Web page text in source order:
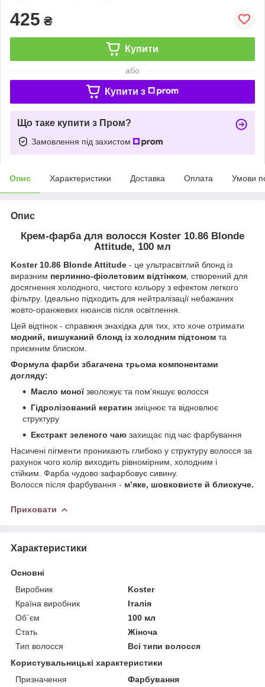
425 ₴
Купити
або
Купити з
Що таке купити з Пром?
Замовлення під захистом
Опис Характеристики Доставка Оплата Умови
Опис
Крем-фарба для волосся Koster 10.86 Blonde
Attitude, 100 мл
Koster 10.86 Blonde Attitude - це ультрасвітлий блонд із
виразним перлинно-фіолетовим відтінком , створений для
досягнення холодного, чистого кольору з ефектом легкого
фільтру. Ідеально підходить для нейтралізації небажаних
жовто-оранжевих нюансів після освітлення.
Цей відтінок - справжня знахідка для тих, хто хоче отримати
модний, вишуканий блонд із холодним підтоном та
приємним блиском.
Формула фарби збагачена трьома компонентами
догляду:
Масло моноїзволожує та пом’якшує волосся
Гідролізований кератин зміцнює та відновлює
структуру
Екстракт зеленого чаю захищає під час фарбування
Насичені пігменти проникають глибоко у структуру волосся за
рахунок чого колір виходить рівномірним, холодним і
стійким. Фарба чудово зафарбовує сивину.
Волосся після фарбування - м’яке, шовковисте й блискуче.
Приховати
Характеристики
Основні
Виробник
Koster
Країна виробник
Італія
Об`єм
100 мл
Стать
Жіноча
Тип волосся
Всі типи волосся
Користувальницькі характеристики
Призначення
Фарбування